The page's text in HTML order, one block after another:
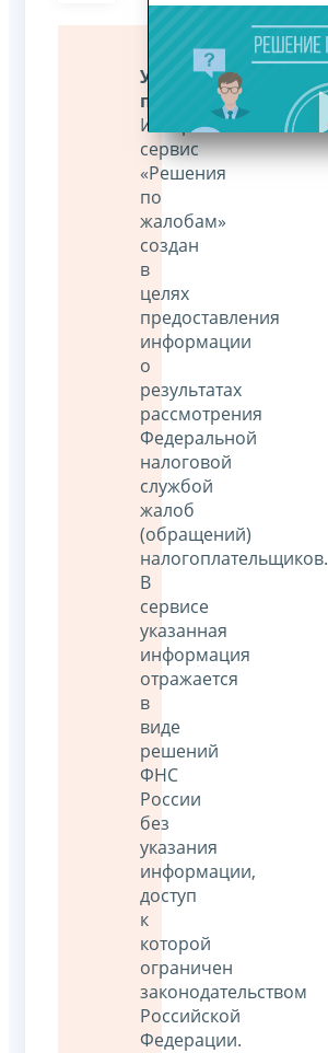
Уважаемые
пользователи!
Интернет-
сервис
«Решения
по
жалобам»
создан
в
целях
предоставления
информации
о
результатах
рассмотрения
Федеральной
налоговой
службой
жалоб
(обращений)
налогоплательщиков.
В
сервисе
указанная
информация
отражается
в
виде
решений
ФНС
России
без
указания
информации,
доступ
к
которой
ограничен
законодательством
Российской
Федерации.